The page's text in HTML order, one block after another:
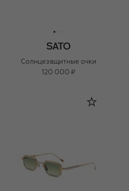
Солнцезащитные очки
120 000 ₽